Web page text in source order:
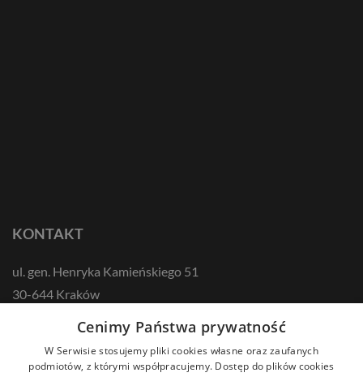
KONTAKT
ul. gen. Henryka Kamieńskiego 51
30-644 Kraków
kontakt@zikodlazdrowia.org
Cenimy Państwa prywatność
W Serwisie stosujemy pliki cookies własne oraz zaufanych
podmiotów, z którymi współpracujemy. Dostęp do plików cookies